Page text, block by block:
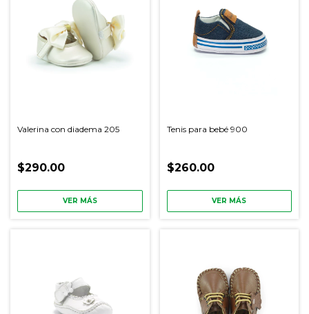
Valerina con diadema 205
$290.00
VER MÁS
Tenis para bebé 900
$260.00
VER MÁS